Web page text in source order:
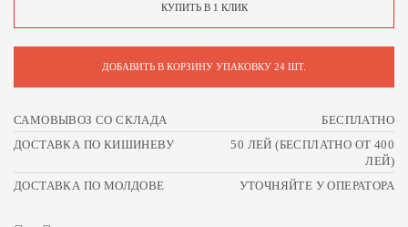
КУПИТЬ В 1 КЛИК
ДОБАВИТЬ В КОРЗИНУ УПАКОВКУ 24 ШТ.
САМОВЫВОЗ СО СКЛАДА
БЕСПЛАТНО
ДОСТАВКА ПО КИШИНЕВУ
50 ЛЕЙ (БЕСПЛАТНО ОТ 400
ЛЕЙ)
ДОСТАВКА ПО МОЛДОВЕ
УТОЧНЯЙТЕ У ОПЕРАТОРА